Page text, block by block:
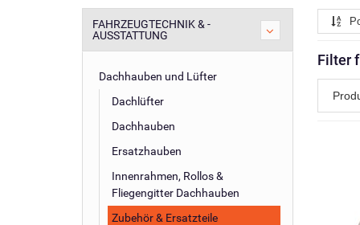
FAHRZEUGTECHNIK & -
AUSSTATTUNG
Dachhauben und Lüfter
Dachlüfter
Dachhauben
Ersatzhauben
Innenrahmen, Rollos &
Fliegengitter Dachhauben
Zubehör & Ersatzteile
Filter